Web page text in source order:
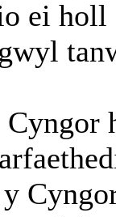
ei
Cyngor